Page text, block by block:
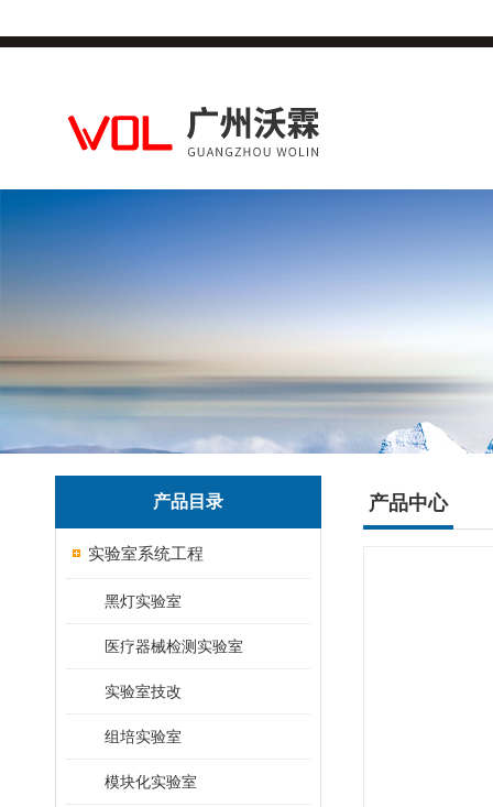
产品目录
实验室系统工程
黑灯实验室
医疗器械检测实验室
实验室技改
组培实验室
模块化实验室
产品中心